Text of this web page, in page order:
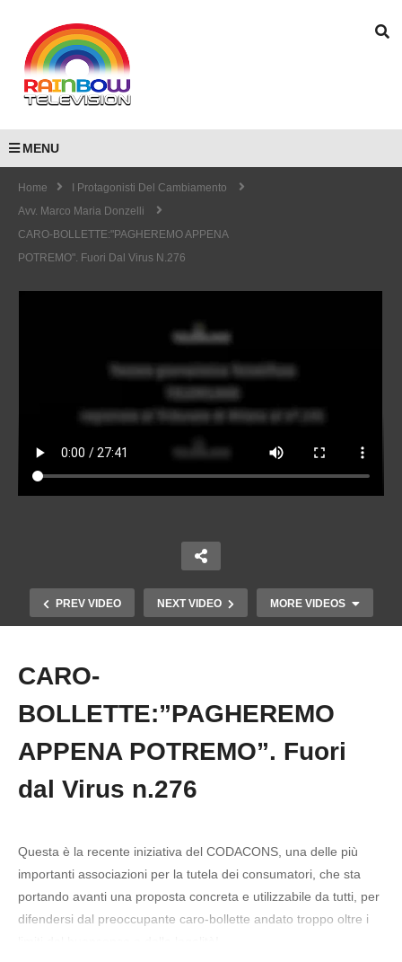
MENU
Home
I Protagonisti Del Cambiamento
Avv. Marco Maria Donzelli
CARO-BOLLETTE:"PAGHEREMO APPENA
POTREMO". Fuori Dal Virus N.276
PREV VIDEO NEXT VIDEO MORE VIDEOS
Copy Embed Code
CARO-
BOLLETTE:”PAGHEREMO
APPENA POTREMO”. Fuori
dal Virus n.276
Questa è la recente iniziativa del CODACONS, una delle più
importanti associazioni per la tutela dei consumatori, che sta
portando avanti una proposta concreta e utilizzabile da tutti, per
difendersi dal preoccupante caro-bollette andato troppo oltre i